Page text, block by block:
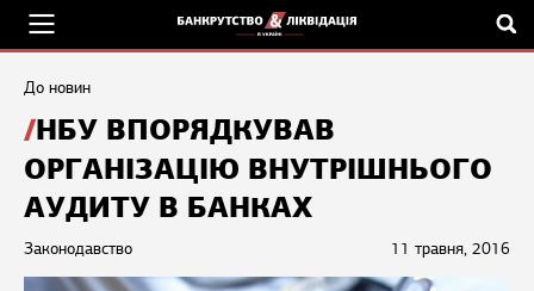
До новин
НБУ ВПОРЯДКУВАВ
ОРГАНІЗАЦІЮ ВНУТРІШНЬОГО
АУДИТУ В БАНКАХ
11 травня, 2016
Законодавство